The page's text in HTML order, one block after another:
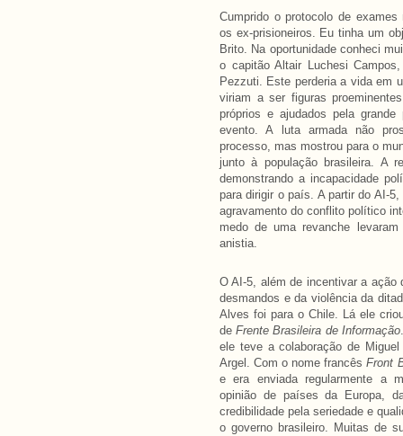
Cumprido o protocolo de
os ex-prisioneiros. Eu tinha um
Brito. Na oportunidade conheci
o capitão Altair Luchesi
Pezzuti. Este perderia a vida em
viriam a ser figuras
próprios e ajudados pela
evento. A luta armada não
processo, mas mostrou para o
junto à população brasileira. A
demonstrando a incapacidade
para dirigir o país. A partir do AI-
agravamento do conflito político
medo de uma revanche
anistia.
O AI-5, além de incentivar a ação
desmandos e da violência da
Alves foi para o Chile. Lá ele
deFrente Brasileira de Informação
ele teve a colaboração de
Argel. Com o nome francêsFront
e era enviada regularmente a
opinião de países da Europa,
credibilidade pela seriedade e
o governo brasileiro. Muitas de